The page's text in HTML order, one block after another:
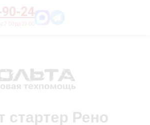
24
УСЛУГИ
Цены
стартер Рено